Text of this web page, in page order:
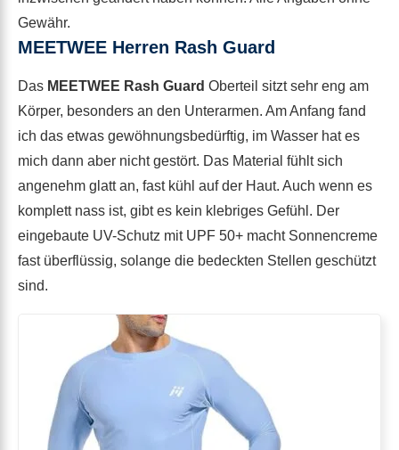
Gewähr.
MEETWEE Herren Rash Guard
Das MEETWEE Rash Guard Oberteil sitzt sehr eng am
Körper, besonders an den Unterarmen. Am Anfang fand
ich das etwas gewöhnungsbedürftig, im Wasser hat es
mich dann aber nicht gestört. Das Material fühlt sich
angenehm glatt an, fast kühl auf der Haut. Auch wenn es
komplett nass ist, gibt es kein klebriges Gefühl. Der
eingebaute UV-Schutz mit UPF 50+ macht Sonnencreme
fast überflüssig, solange die bedeckten Stellen geschützt
sind.